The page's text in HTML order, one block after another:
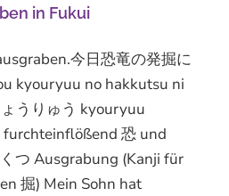
in Fukui
今日恐竜の発掘に
kyouryuu no hakkutsu ni
うりゅう kyouryuu
恐 und
つ Ausgrabung (Kanji für
掘) Mein Sohn hat